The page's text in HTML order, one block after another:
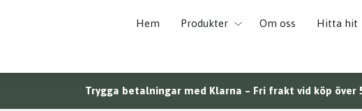
Hem Produkter Om oss Hitta hit
Trygga betalningar med Klarna – Fri frakt vid köp över